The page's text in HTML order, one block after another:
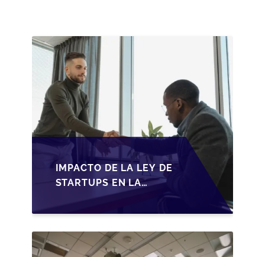
2026
IMPACTO DE LA LEY DE
STARTUPS EN LA
TRANSMISIÓN DE
PYMES ESPAÑOLAS